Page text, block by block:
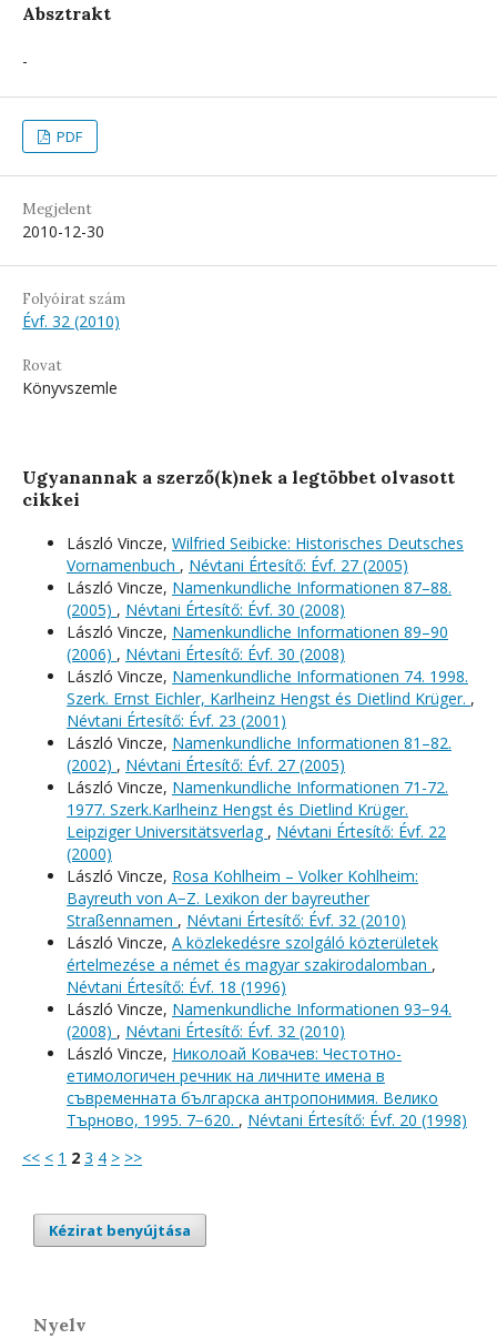
Absztrakt
-
PDF
Megjelent
2010-12-30
Folyóirat szám
Évf. 32 (2010)
Rovat
Könyvszemle
Ugyanannak a szerző(k)nek a legtöbbet olvasott
cikkei
László Vincze, Wilfried Seibicke: Historisches Deutsches
Vornamenbuch , Névtani Értesítő: Évf. 27 (2005)
László Vincze, Namenkundliche Informationen 87–88.
(2005) , Névtani Értesítő: Évf. 30 (2008)
László Vincze, Namenkundliche Informationen 89–90
(2006) , Névtani Értesítő: Évf. 30 (2008)
László Vincze, Namenkundliche Informationen 74. 1998.
Szerk. Ernst Eichler, Karlheinz Hengst és Dietlind Krüger. ,
Névtani Értesítő: Évf. 23 (2001)
László Vincze, Namenkundliche Informationen 81–82.
(2002) , Névtani Értesítő: Évf. 27 (2005)
László Vincze, Namenkundliche Informationen 71-72.
1977. Szerk.Karlheinz Hengst és Dietlind Krüger.
Leipziger Universitätsverlag , Névtani Értesítő: Évf. 22
(2000)
László Vincze, Rosa Kohlheim – Volker Kohlheim:
Bayreuth von A−Z. Lexikon der bayreuther
Straßennamen , Névtani Értesítő: Évf. 32 (2010)
László Vincze, A közlekedésre szolgáló közterületek
értelmezése a német és magyar szakirodalomban ,
Névtani Értesítő: Évf. 18 (1996)
László Vincze, Namenkundliche Informationen 93−94.
(2008) , Névtani Értesítő: Évf. 32 (2010)
László Vincze, Николоай Ковачев: Честотно-
етимологичен речник на личните имена в
съвременната българска антропонимия. Велико
Търново, 1995. 7−620. , Névtani Értesítő: Évf. 20 (1998)
<< < 1 2 3 4 > >>
Kézirat benyújtása
Nyelv